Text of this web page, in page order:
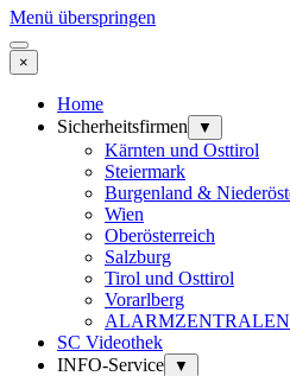
Menü überspringen
×
Home
Sicherheitsfirmen
▼
Kärnten und Osttirol
Steiermark
Burgenland &
Wien
Oberösterreich
Salzburg
Tirol und Osttirol
Vorarlberg
ALARMZENTRALEN
SC Videothek
INFO-Service
▼